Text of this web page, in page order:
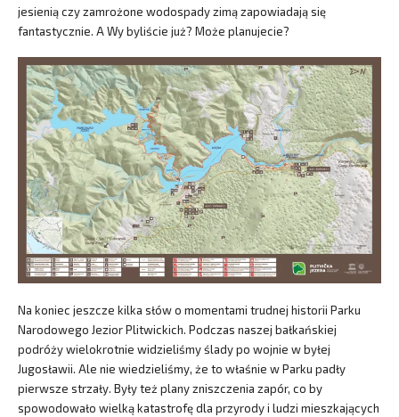
jesienią czy zamrożone wodospady zimą zapowiadają się
fantastycznie. A Wy byliście już? Może planujecie?
Na koniec jeszcze kilka słów o momentami trudnej historii Parku
Narodowego Jezior Plitwickich. Podczas naszej bałkańskiej
podróży wielokrotnie widzieliśmy ślady po wojnie w byłej
Jugosławii. Ale nie wiedzieliśmy, że to właśnie w Parku padły
pierwsze strzały. Były też plany zniszczenia zapór, co by
spowodowało wielką katastrofę dla przyrody i ludzi mieszkających